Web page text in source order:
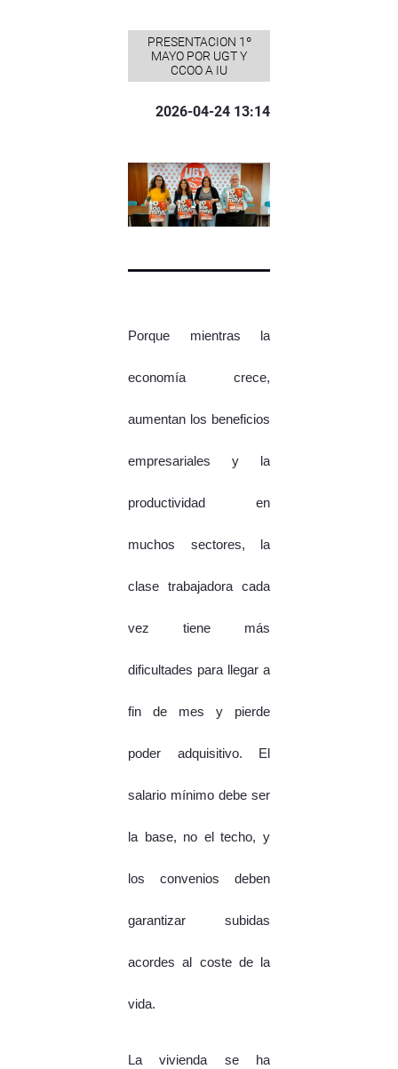
PRESENTACION 1º
MAYO POR UGT Y
CCOO A IU
2026-04-24 13:14
Porque mientras la
economía crece,
aumentan los beneficios
empresariales y la
productividad en
muchos sectores, la
clase trabajadora cada
vez tiene más
dificultades para llegar a
fin de mes y pierde
poder adquisitivo. El
salario mínimo debe ser
la base, no el techo, y
los convenios deben
garantizar subidas
acordes al coste de la
vida.
La vivienda se ha